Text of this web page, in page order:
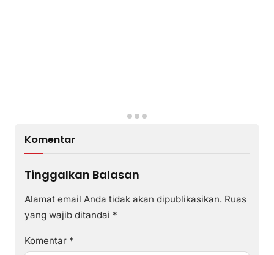
Komentar
Tinggalkan Balasan
Alamat email Anda tidak akan dipublikasikan. Ruas
yang wajib ditandai *
Komentar *